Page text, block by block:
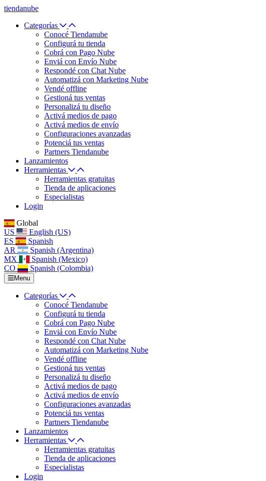
tiendanube
Categorías
Conocé Tiendanube
Configurá tu tienda
Cobrá con Pago Nube
Enviá con Envío Nube
Respondé con Chat Nube
Automatizá con Marketing Nube
Vendé offline
Gestioná tus ventas
Personalizá tu diseño
Activá medios de pago
Activá medios de envío
Configuraciones avanzadas
Potenciá tus ventas
Partners Tiendanube
Lanzamientos
Herramientas
Herramientas gratuitas
Tienda de aplicaciones
Especialistas
Login
Global
US
English (US)
ES
Spanish
AR
Spanish (Argentina)
MX
Spanish (Mexico)
CO
Spanish (Colombia)
Menu
Categorías
Conocé Tiendanube
Configurá tu tienda
Cobrá con Pago Nube
Enviá con Envío Nube
Respondé con Chat Nube
Automatizá con Marketing Nube
Vendé offline
Gestioná tus ventas
Personalizá tu diseño
Activá medios de pago
Activá medios de envío
Configuraciones avanzadas
Potenciá tus ventas
Partners Tiendanube
Lanzamientos
Herramientas
Herramientas gratuitas
Tienda de aplicaciones
Especialistas
Login